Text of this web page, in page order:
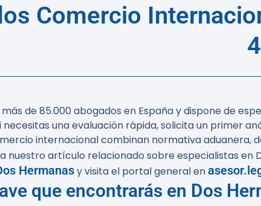
Comercio
de 85.000 abogados en España y dispone de
necesitas una evaluación rápida, solicita un primer
internacional combinan normativa
nuestro artículo relacionado sobre especialistas en
Hermanasy visita el portal general en
que encontrarás en Dos